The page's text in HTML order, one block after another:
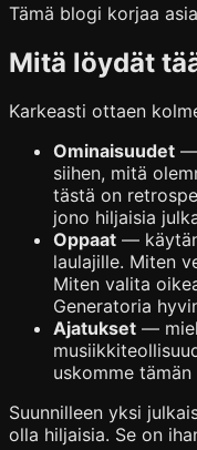
Tämä blogi korjaa
Mitä löydät
Karkeasti ottaen
Ominaisuudet —
siihen, mitä
tästä on
jono hiljaisia
Oppaat —
laulajille. Miten
Miten valita
Generatoria
Ajatukset —
uskomme
Suunnilleen yksi
olla hiljaisia. Se on